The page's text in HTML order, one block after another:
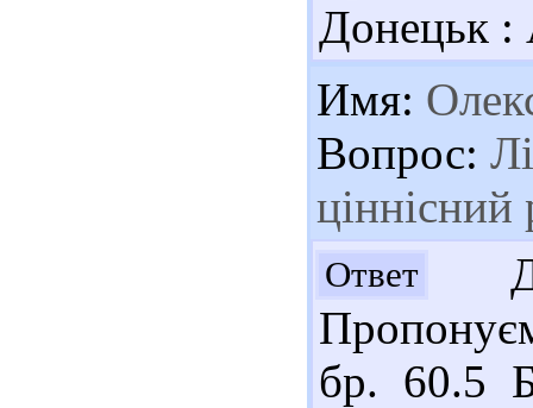
Донецьк :
Имя:
Вопрос:
ціннісний
Ответ
бр. 60.5